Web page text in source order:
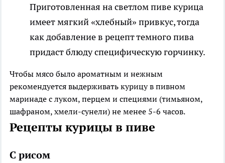
Приготовленная на светлом пиве курица
имеет мягкий «хлебный» привкус, тогда
как добавление в рецепт темного пива
придаст блюду специфическую горчинку.
Чтобы мясо было ароматным и нежным
рекомендуется выдерживать курицу в пивном
маринаде с луком, перцем и специями (тимьяном,
шафраном, хмели-сунели) не менее 5-6 часов.
Рецепты курицы в пиве
С рисом